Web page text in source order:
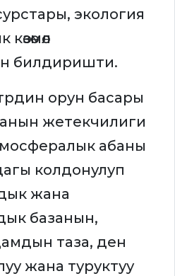
экология
билдиришти.
орун басары
жетекчилиги
абаны
колдонулуп
жана
базанын,
таза, ден
жана туруктуу